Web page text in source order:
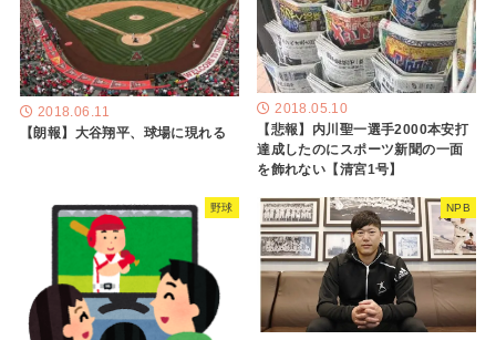
2018.06.11
【朗報】大谷翔平、球場に現れる
2018.05.10
【悲報】内川聖一選手2000本安打
達成したのにスポーツ新聞の一面
を飾れない【清宮1号】
野球 NPB